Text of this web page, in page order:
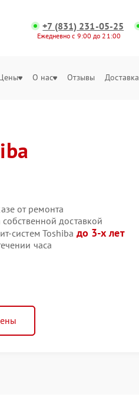
+7 (831) 231-05-25
Ежедневно с 9:00 до 21:00
О нас Отзывы Доставка
от ремонта
доставкой
систем Toshiba до 3-х лет
часа